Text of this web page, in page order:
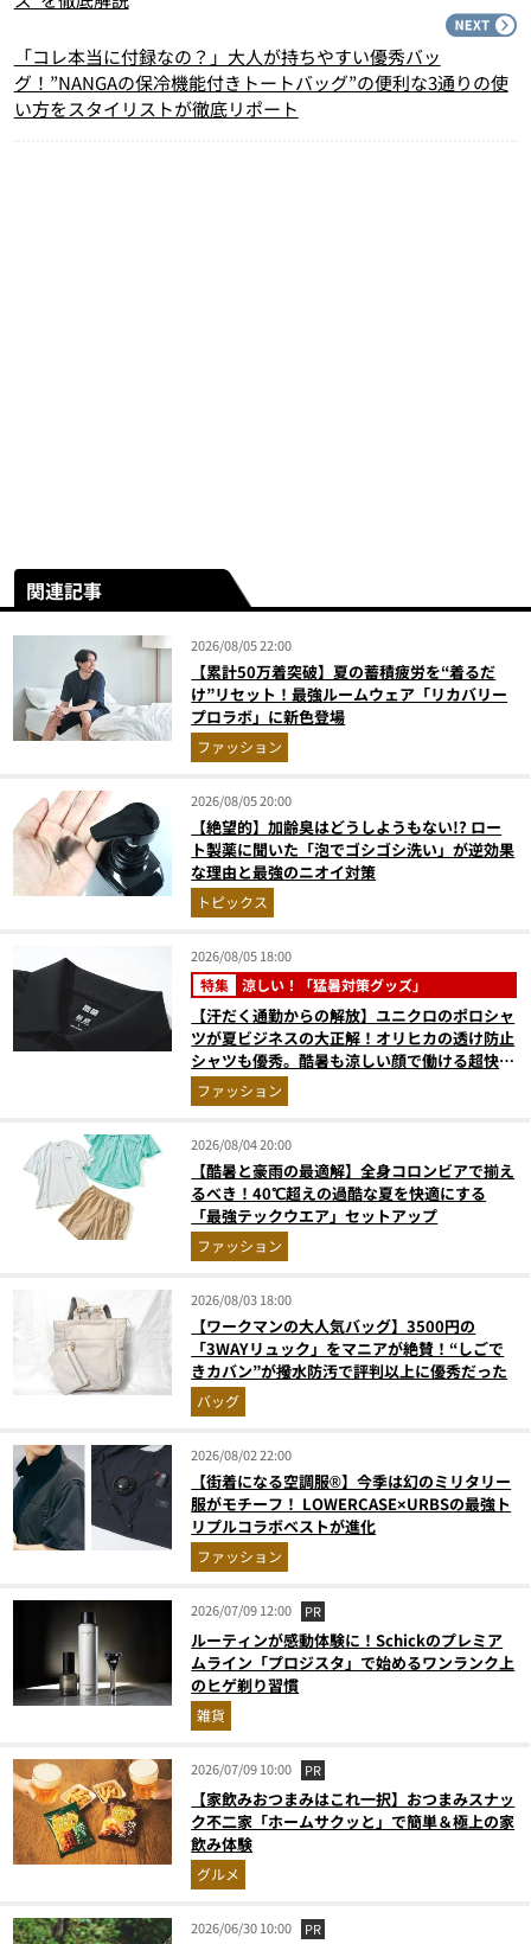
「コレ本当に付録なの？」大人が持ちやすい優秀バッ
グ！”NANGAの保冷機能付きトートバッグ”の便利な3通りの使
い方をスタイリストが徹底リポート
関連記事
2026/08/05 22:00
【累計50万着突破】夏の蓄積疲労を“着るだ
け”リセット！最強ルームウェア「リカバリー
プロラボ」に新色登場
ファッション
2026/08/05 20:00
【絶望的】加齢臭はどうしようもない!? ロー
ト製薬に聞いた「泡でゴシゴシ洗い」が逆効果
な理由と最強のニオイ対策
トピックス
2026/08/05 18:00
特集 涼しい！「猛暑対策グッズ」
【汗だく通勤からの解放】ユニクロのポロシャ
ツが夏ビジネスの大正解！オリヒカの透け防止
シャツも優秀。酷暑も涼しい顔で働ける超快適
ウエアの実力
ファッション
2026/08/04 20:00
【酷暑と豪雨の最適解】全身コロンビアで揃え
るべき！40℃超えの過酷な夏を快適にする
「最強テックウエア」セットアップ
ファッション
2026/08/03 18:00
【ワークマンの大人気バッグ】3500円の
「3WAYリュック」をマニアが絶賛！“しごで
きカバン”が撥水防汚で評判以上に優秀だった
バッグ
2026/08/02 22:00
【街着になる空調服®】今季は幻のミリタリー
服がモチーフ！ LOWERCASE×URBSの最強ト
リプルコラボベストが進化
ファッション
2026/07/09 12:00 PR
ルーティンが感動体験に！Schickのプレミア
ムライン「プロジスタ」で始めるワンランク上
のヒゲ剃り習慣
雑貨
2026/07/09 10:00 PR
【家飲みおつまみはこれ一択】おつまみスナッ
ク不二家「ホームサクッと」で簡単＆極上の家
飲み体験
グルメ
2026/06/30 10:00 PR